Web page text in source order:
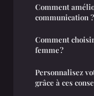
Comment
communication ?
Comment
femme ?
Personnalisez
grâce à ces